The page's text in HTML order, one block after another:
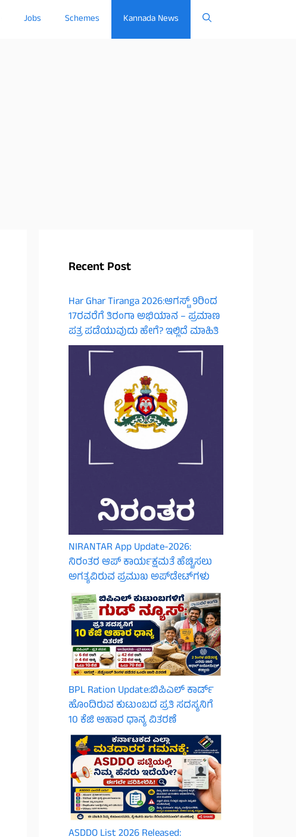
Jobs Schemes Kannada News
Recent Post
Har Ghar Tiranga 2026:ಆಗಸ್ಟ್ 9ರಿಂದ
17ರವರೆಗೆ ತಿರಂಗಾ ಅಭಿಯಾನ – ಪ್ರಮಾಣ
ಪತ್ರ ಪಡೆಯುವುದು ಹೇಗೆ? ಇಲ್ಲಿದೆ ಮಾಹಿತಿ
NIRANTAR App Update-2026:
ನಿರಂತರ ಆಪ್ ಕಾರ್ಯಕ್ಷಮತೆ ಹೆಚ್ಚಿಸಲು
ಅಗತ್ಯವಿರುವ ಪ್ರಮುಖ ಅಪ್‌ಡೇಟ್‌ಗಳು
BPL Ration Update:ಬಿಪಿಎಲ್‌ ಕಾರ್ಡ್
ಹೊಂದಿರುವ ಕುಟುಂಬದ ಪ್ರತಿ ಸದಸ್ಯನಿಗೆ
10 ಕೆಜಿ ಆಹಾರ ಧಾನ್ಯ ವಿತರಣೆ